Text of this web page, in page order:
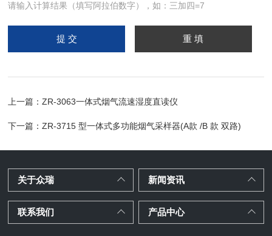
请输入计算结果（填写阿拉伯数字），如：三加四=7
上一篇：ZR-3063一体式烟气流速湿度直读仪
下一篇：ZR-3715 型一体式多功能烟气采样器(A款 /B 款 双路)
关于众瑞 新闻资讯
联系我们 产品中心